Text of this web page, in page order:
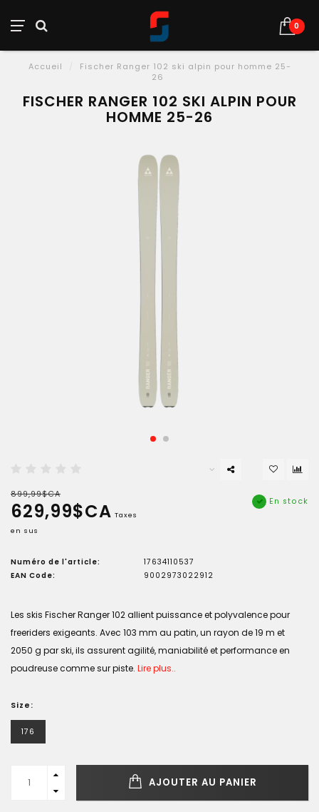
0
Accueil
Fischer Ranger 102 ski alpin pour homme 25-
26
FISCHER RANGER 102 SKI ALPIN POUR
HOMME 25-26
899,99$CA
629,99$CA Taxes
en sus
En stock
Numéro de l'article:
17634110537
EAN Code:
9002973022912
Les skis Fischer Ranger 102 allient puissance et polyvalence pour
freeriders exigeants. Avec 103 mm au patin, un rayon de 19 m et
2050 g par ski, ils assurent agilité, maniabilité et performance en
poudreuse comme sur piste. Lire plus..
Size:
176
AJOUTER AU PANIER